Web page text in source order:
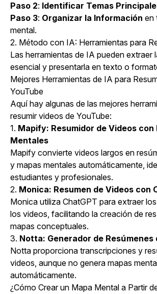
Paso 2: Identificar Temas
Paso 3: Organizar la Información en
mental.
2. Método con IA: Herramientas para
Las herramientas de IA pueden extraer
esencial y presentarla en texto o
Mejores Herramientas de IA para
YouTube
Aquí hay algunas de las mejores
resumir videos de YouTube:
1. Mapify: Resumidor de Videos con
Mentales
Mapify convierte videos largos en
y mapas mentales automáticamente,
estudiantes y profesionales.
2. Monica: Resumen de Videos con
Monica utiliza ChatGPT para extraer
los videos, facilitando la creación de
mapas conceptuales.
3. Notta: Generador de Resúmenes
Notta proporciona transcripciones y
videos, aunque no genera mapas
automáticamente.
¿Cómo Crear un Mapa Mental a Partir